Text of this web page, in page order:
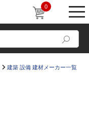
0
建築 設備 建材メーカー一覧